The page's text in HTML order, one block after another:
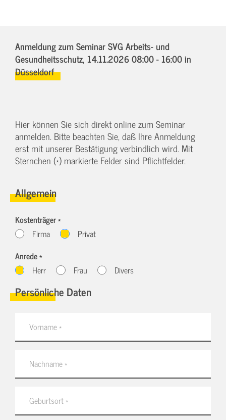
Anmeldung zum Seminar SVG Arbeits- und
Gesundheitsschutz, 14.11.2026 08:00 - 16:00in
Düsseldorf
Hier können Sie sich direkt online zum Seminar
anmelden. Bitte beachten Sie, daß Ihre Anmeldung
erst mit unserer Bestätigung verbindlich wird. Mit
Sternchen (*) markierte Felder sind Pflichtfelder.
Allgemein
Kostenträger *
Firma
Privat
Anrede *
Herr
Frau Divers
Persönliche Daten